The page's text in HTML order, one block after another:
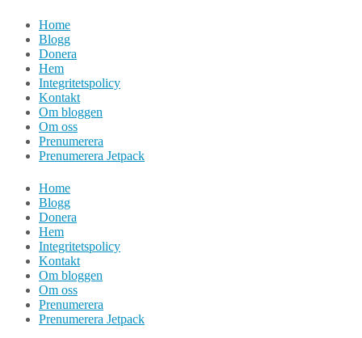
Hoppa
innehåll
Home
Blogg
Donera
Hem
Integritetspolicy
Kontakt
Om bloggen
Om oss
Prenumerera
Prenumerera Jetpack
Home
Blogg
Donera
Hem
Integritetspolicy
Kontakt
Om bloggen
Om oss
Prenumerera
Prenumerera Jetpack